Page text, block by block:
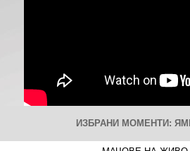
ИЗБРАНИ МОМЕНТИ: